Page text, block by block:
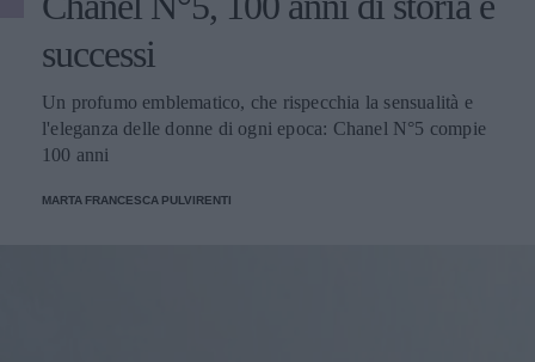
successi
Un profumo emblematico, che rispecchia la sensualità e
l'eleganza delle donne di ogni epoca: Chanel N°5 compie
100 anni
MARTA FRANCESCA PULVIRENTI